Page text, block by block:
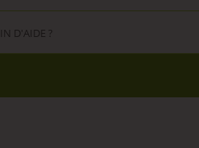
D'AIDE ?